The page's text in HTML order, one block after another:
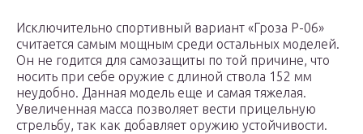
Исключительно спортивный вариант «Гроза Р-06»
считается самым мощным среди остальных моделей.
Он не годится для самозащиты по той причине, что
носить при себе оружие с длиной ствола 152 мм
неудобно. Данная модель еще и самая тяжелая.
Увеличенная масса позволяет вести прицельную
стрельбу, так как добавляет оружию устойчивости.